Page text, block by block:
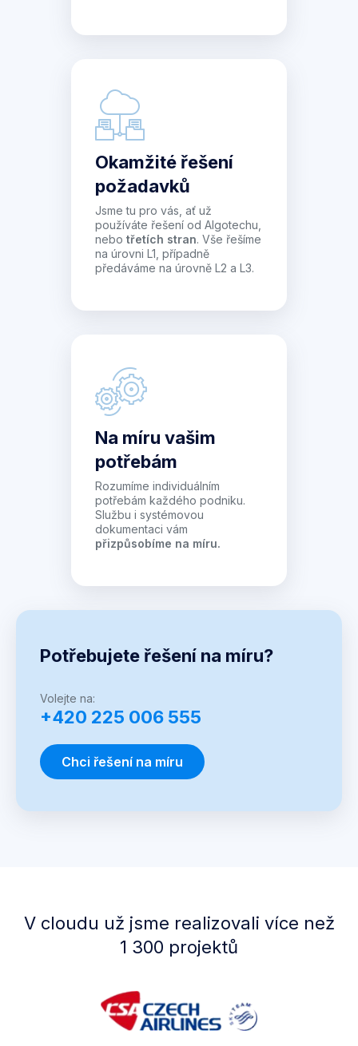
Okamžité řešení
požadavků
Jsme tu pro vás, ať už
používáte řešení od Algotechu,
nebo třetích stran. Vše řešíme
na úrovni L1, případně
předáváme na úrovně L2 a L3.
Na míru vašim
potřebám
Rozumíme individuálním
potřebám každého podniku.
Službu i systémovou
dokumentaci vám
přizpůsobíme na míru.
Potřebujete řešení na míru?
Volejte na:
+420 225 006 555
Chci řešení na míru
V cloudu už jsme realizovali více než
1 300 projektů